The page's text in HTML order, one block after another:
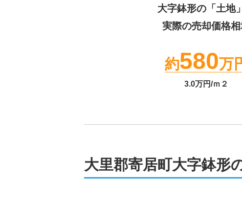
大字鉢形の「土地
実際の売却価格
約580万
3.0万円/ｍ２
大里郡寄居町大字鉢形